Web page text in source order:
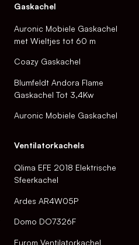
Gaskachel
Auronic Mobiele Gaskachel
met Wieltjes tot 60 m
Coazy Gaskachel
Blumfeldt Andora Flame
Gaskachel Tot 3,4Kw
Auronic Mobiele Gaskachel
Ventilatorkachels
Qlima EFE 2018 Elektrische
Sfeerkachel
Ardes AR4W05P
Domo DO7326F
Eurom Ventilatorkachel